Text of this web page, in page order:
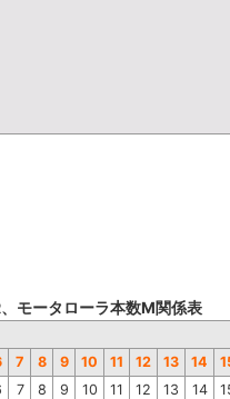
モータローラ本数M関係表
7 8 9 10 11 12 13 14
7 8 9 10 11 12 13 14